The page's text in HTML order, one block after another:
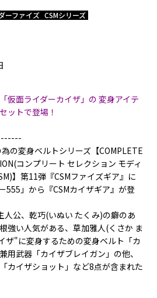
ーファイズ CSMシリーズ
仮面ライダーカイザ」の 変身アイテ
ットで登場！
の変身ベルトシリーズ【COMPLETE
コンプリート セレクション モディ
】第11弾『CSMファイズギア』に
555」から『CSMカイザギア』が登
人公、乾巧(いぬい たくみ)の癖のあ
強い人気がある、草加雅人(くさか ま
ザ"に変身するための変身ベルト「カ
用武器「カイザブレイガン」の他、
カイザショット」など8点が含まれた